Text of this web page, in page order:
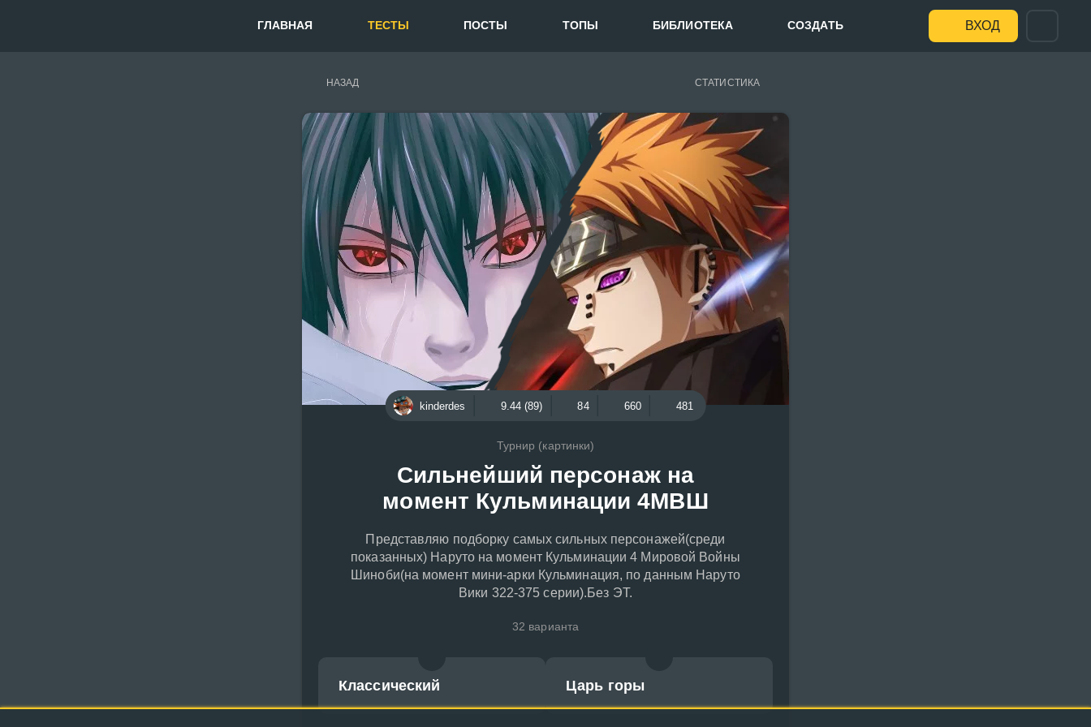
ГЛАВНАЯ ТЕСТЫ ПОСТЫ ТОПЫ БИБЛИОТЕКА СОЗДАТЬ ВХОД
НАЗАД СТАТИСТИКА
kinderdes 9.44 (89) 84 660 481
Турнир (картинки)
Сильнейший персонаж на
момент Кульминации 4МВШ
Представляю подборку самых сильных персонажей(среди
показанных) Наруто на момент Кульминации 4 Мировой Войны
Шиноби(на момент мини-арки Кульминация, по данным Наруто
Вики 322-375 серии).Без ЭТ.
32 варианта
Классический Царь горы